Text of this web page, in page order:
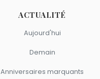
ACTUALITÉ
Aujourd'hui
Demain
Anniversaires marquants